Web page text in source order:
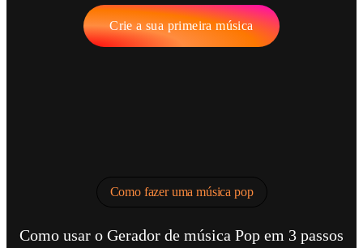
Crie a sua primeira música
Como fazer uma música pop
Como usar o Gerador de música Pop em 3 passos